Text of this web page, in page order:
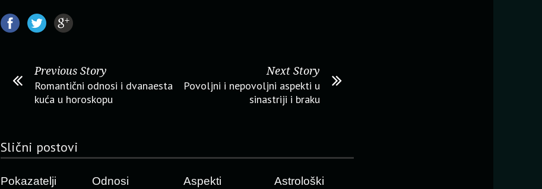
Previous Story
Romantični odnosi i dvanaesta
kuća u horoskopu
Next Story
Povoljni i nepovoljni aspekti u
sinastriji i braku
Slični postovi
Pokazatelji
Odnosi
Aspekti
Astrološki